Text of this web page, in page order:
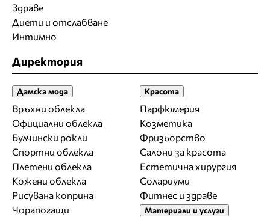
Здраве
Диети и отслабване
Интимно
Директория
Дамска мода
Връхни облекла
Официални облекла
Булчински рокли
Спортни облекла
Плетени облекла
Кожени облекла
Рисувана коприна
Чорапогащи
Красота
Парфюмерия
Козметика
Фризьорство
Салони за красота
Естетична хирургия
Солариуми
Фитнес и здраве
Материали и услуги